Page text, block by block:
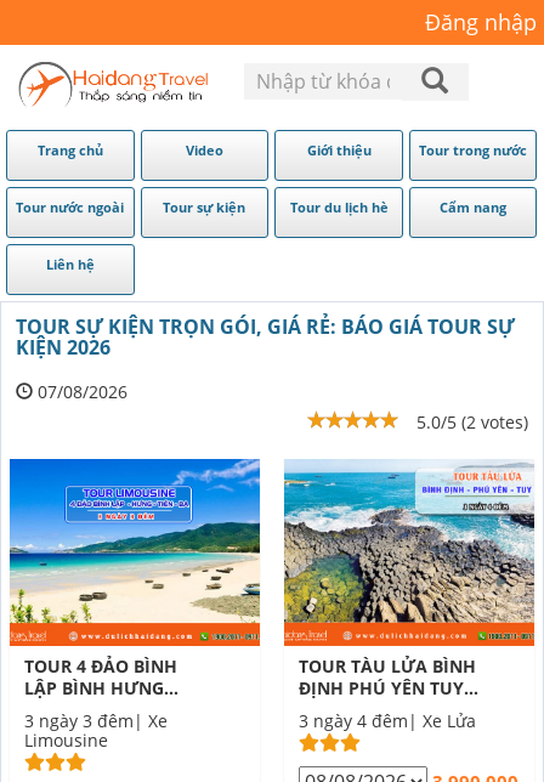
Đăng nhập
Trang chủ Video Giới thiệu Tour trong nước
Tour nước ngoài Tour sự kiện Tour du lịch hè Cẩm nang
Liên hệ
TOUR SỰ KIỆN TRỌN GÓI, GIÁ RẺ: BÁO GIÁ TOUR SỰ
KIỆN 2026
07/08/2026
5.0/5 (2 votes)
TOUR 4 ĐẢO BÌNH
LẬP BÌNH HƯNG
BÌNH TIÊN BÌNH BA 3
NGÀY 3 ĐÊM
3 ngày 3 đêm| Xe
Limousine
TOUR TÀU LỬA BÌNH
ĐỊNH PHÚ YÊN TUY
HÒA 3 NGÀY 4 ĐÊM
3 ngày 4 đêm| Xe Lửa